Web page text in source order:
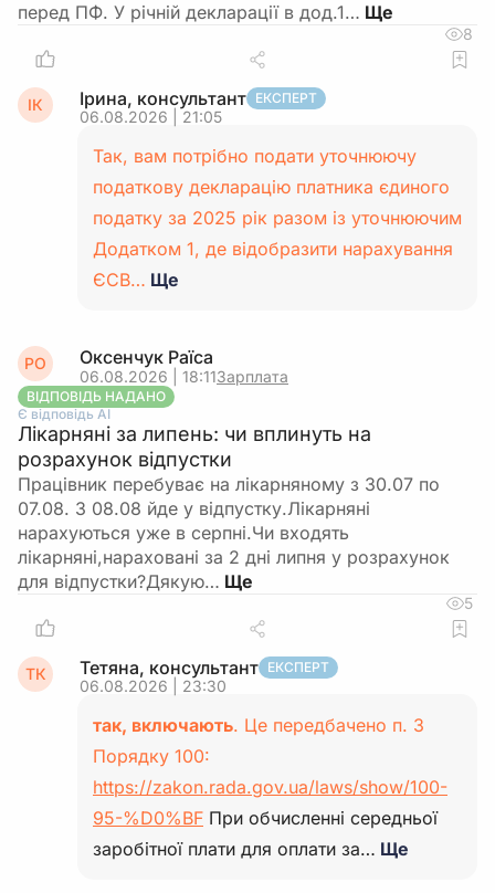
перед ПФ. У річній декларації в дод.1…
8
ІК Ірина, консультант ЕКСПЕРТ
06.08.2026 | 21:05
Так, вам потрібно подати уточнюючу
податкову декларацію платника єдиного
податку за 2025 рік разом із уточнюючим
Додатком 1, де відобразити нарахування
ЄСВ… Ще
РО Оксенчук Раїса
06.08.2026 | 18:11Зарплата
ВІДПОВІДЬ НАДАНО
Є відповідь АІ
Лікарняні за липень: чи вплинуть на
розрахунок відпустки
Працівник перебуває на лікарняному з 30.07 по
07.08. З 08.08 йде у відпустку.Лікарняні
нарахуються уже в серпні.Чи входять
лікарняні,нараховані за 2 дні липня у розрахунок
для відпустки?Дякую…
5
ТК Тетяна, консультант ЕКСПЕРТ
06.08.2026 | 23:30
так, включають. Це передбачено п. 3
Порядку 100:
https://zakon.rada.gov.ua/laws/show/100-
95-%D0%BF При обчисленні середньої
заробітної плати для оплати за… Ще